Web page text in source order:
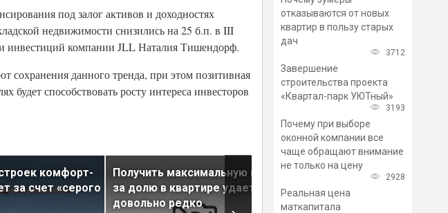
под залог активов и доходностях
недвижимости снизились на 25 б.п. в III
и инвестиций компании JLL Наталия Тишендорф.
сохранения данного тренда, при этом позитивная
способствовать росту интереса инвесторов
комфорт-
за счет «серого
Получить максимальную цену
за долю в квартире удается
довольно редко
Девелоперы объяснили,
почему дорожает жилье на
первичке
отказываются от новых
квартир в пользу старых
дач
3712
Завершение
строительства проекта
«Квартал-парк УЮТный»
3193
Почему при выборе
оконной компании все
чаще обращают внимание
не только на цену
2928
Реальная цена
маткапитала